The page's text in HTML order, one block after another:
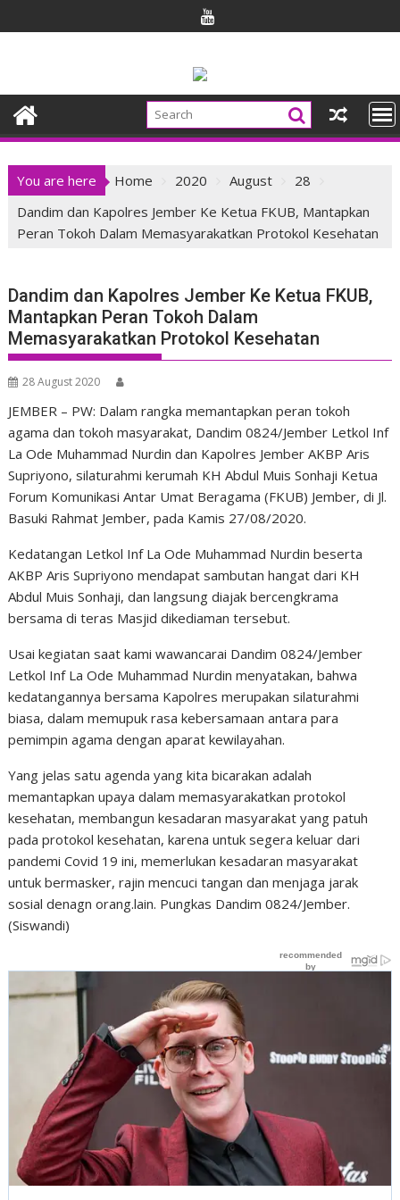
to
You are here Home 2020 August
28
Dandim dan Kapolres Jember Ke Ketua FKUB, Mantapkan
Peran Tokoh Dalam Memasyarakatkan Protokol Kesehatan
Dandim dan Kapolres Jember Ke Ketua FKUB,
Mantapkan Peran Tokoh Dalam
Memasyarakatkan Protokol Kesehatan
28 August 2020
JEMBER – PW: Dalam rangka memantapkan peran tokoh
agama dan tokoh masyarakat, Dandim 0824/Jember Letkol Inf
La Ode Muhammad Nurdin dan Kapolres Jember AKBP Aris
Supriyono, silaturahmi kerumah KH Abdul Muis Sonhaji Ketua
Forum Komunikasi Antar Umat Beragama (FKUB) Jember, di Jl.
Basuki Rahmat Jember, pada Kamis 27/08/2020.
Kedatangan Letkol Inf La Ode Muhammad Nurdin beserta
AKBP Aris Supriyono mendapat sambutan hangat dari KH
Abdul Muis Sonhaji, dan langsung diajak bercengkrama
bersama di teras Masjid dikediaman tersebut.
Usai kegiatan saat kami wawancarai Dandim 0824/Jember
Letkol Inf La Ode Muhammad Nurdin menyatakan, bahwa
kedatangannya bersama Kapolres merupakan silaturahmi
biasa, dalam memupuk rasa kebersamaan antara para
pemimpin agama dengan aparat kewilayahan.
Yang jelas satu agenda yang kita bicarakan adalah
memantapkan upaya dalam memasyarakatkan protokol
kesehatan, membangun kesadaran masyarakat yang patuh
pada protokol kesehatan, karena untuk segera keluar dari
pandemi Covid 19 ini, memerlukan kesadaran masyarakat
untuk bermasker, rajin mencuci tangan dan menjaga jarak
sosial denagn orang.lain. Pungkas Dandim 0824/Jember.
(Siswandi)